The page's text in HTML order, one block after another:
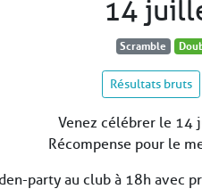
14
Scramble
Résultats bruts
Venez célébrer le 14
Récompense pour le
party au club à 18h avec